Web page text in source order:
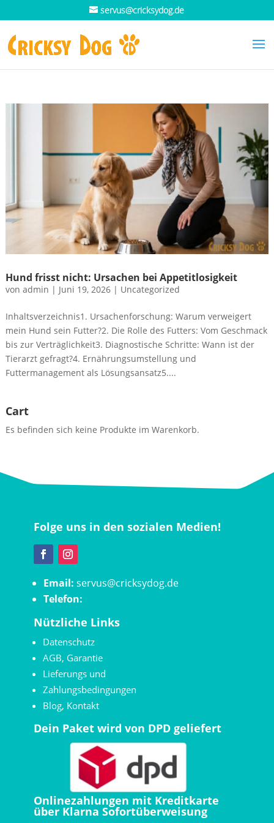
servus@cricksydog.de
Hund frisst nicht: Ursachen bei Appetitlosigkeit
von admin | Juni 19, 2026| Uncategorized
Inhaltsverzeichnis1. Ursachenforschung: Warum verweigert
mein Hund sein Futter?2. Die Rolle des Futters: Vom Geschmack
bis zur Verträglichkeit3. Diagnostische Schritte: Wann ist der
Tierarzt gefragt?4. Ernährungsumstellung und
Futtermanagement als Lösungsansatz5....
Cart
Es befinden sich keine Produkte im Warenkorb.
Folge uns in den sozialen Medien!
Email: servus@cricksydog.de
Telefon:
Nützliche Links
Datenschutz
AGB, Garantie
Lieferungs und
Zahlungsbedingungen
Blog, Kontakt
Dein Paket wird von DPD geliefert
Onlinezahlungen mit Kreditkarte
über Klarna Sofortüberweisung